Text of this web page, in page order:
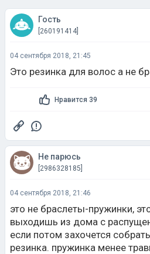
Гость
[260191414]
04 сентября 2018, 21:45
Это резинка для волос а не
Нравится 39
Не парюсь
[2986328185]
04 сентября 2018, 21:46
это не браслеты-пружинки,
выходишь из дома с
если потом захочется
резинка. пружинка менее